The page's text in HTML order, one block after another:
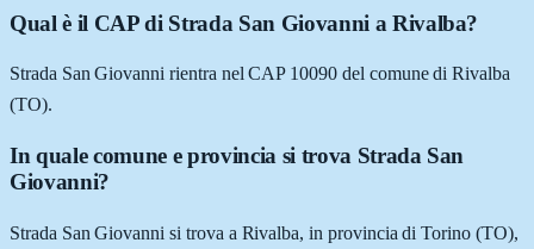
Qual è il CAP di Strada San Giovanni a Rivalba?
Strada San Giovanni rientra nel CAP 10090 del comune di Rivalba
(TO).
In quale comune e provincia si trova Strada San
Giovanni?
Strada San Giovanni si trova a Rivalba, in provincia di Torino (TO),